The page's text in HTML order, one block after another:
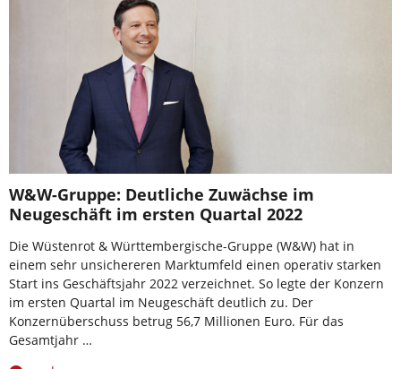
W&W-Gruppe: Deutliche Zuwächse im
Neugeschäft im ersten Quartal 2022
Die Wüstenrot & Württembergische-Gruppe (W&W) hat in
einem sehr unsichereren Marktumfeld einen operativ starken
Start ins Geschäftsjahr 2022 verzeichnet. So legte der Konzern
im ersten Quartal im Neugeschäft deutlich zu. Der
Konzernüberschuss betrug 56,7 Millionen Euro. Für das
Gesamtjahr …